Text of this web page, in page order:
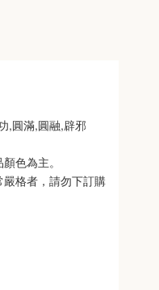
,圓滿,圓融,辟邪
色為主。
格者，請勿下訂購